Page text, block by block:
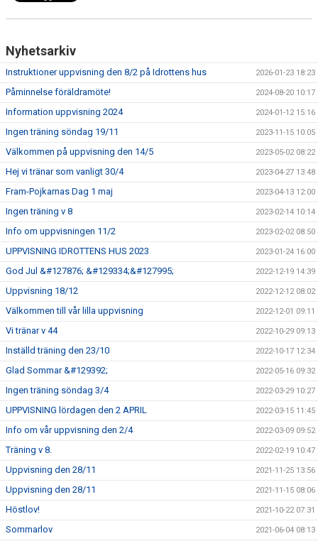
Nyhetsarkiv
Instruktioner uppvisning den 8/2 på Idrottens hus 2026-01-23 18:23
Påminnelse föräldramöte! 2024-08-20 10:17
Information uppvisning 2024 2024-01-12 15:16
Ingen träning söndag 19/11 2023-11-15 10:05
Välkommen på uppvisning den 14/5 2023-05-02 08:22
Hej vi tränar som vanligt 30/4 2023-04-27 13:48
Fram-Pojkarnas Dag 1 maj 2023-04-13 12:00
Ingen träning v 8 2023-02-14 10:14
Info om uppvisningen 11/2 2023-02-02 08:50
UPPVISNING IDROTTENS HUS 2023 2023-01-24 16:00
God Jul &#127876; &#129334;&#127995; 2022-12-19 14:39
Uppvisning 18/12 2022-12-12 08:02
Välkommen till vår lilla uppvisning 2022-12-01 09:11
Vi tränar v 44 2022-10-29 09:13
Inställd träning den 23/10 2022-10-17 12:34
Glad Sommar &#129392; 2022-05-16 09:32
Ingen träning söndag 3/4 2022-03-29 10:27
UPPVISNING lördagen den 2 APRIL 2022-03-15 11:45
Info om vår uppvisning den 2/4 2022-03-09 09:52
Träning v 8. 2022-02-19 10:47
Uppvisning den 28/11 2021-11-25 13:56
Uppvisning den 28/11 2021-11-15 08:06
Höstlov! 2021-10-22 07:31
Sommarlov 2021-06-04 08:13